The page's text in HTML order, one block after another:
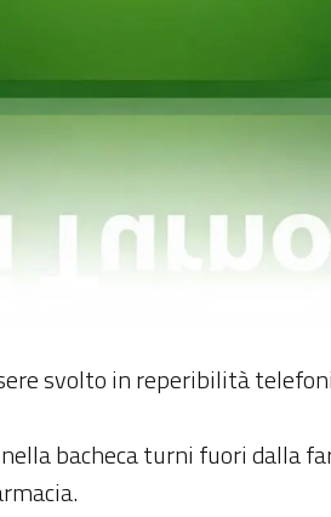
svolto in reperibilità
bacheca turni fuori dalla